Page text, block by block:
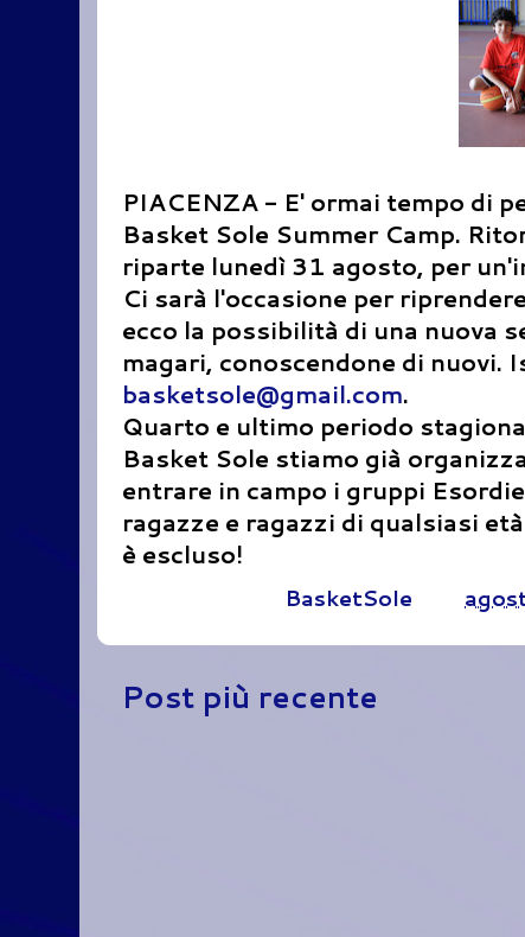
PIACENZA - E' ormai tempo di
Basket Sole Summer Camp.
riparte lunedì 31 agosto, per
Ci sarà l'occasione per
ecco la possibilità di una nuova
magari, conoscendone di
basketsole@gmail.com.
Quarto e ultimo periodo
Basket Sole stiamo già
entrare in campo i gruppi
ragazze e ragazzi di qualsiasi
è escluso!
BasketSole
Post più recente